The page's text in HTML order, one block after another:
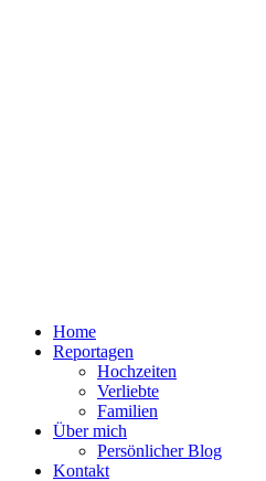
Home
Reportagen
Hochzeiten
Verliebte
Familien
Über mich
Persönlicher Blog
Kontakt